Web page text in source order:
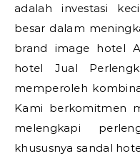
adalah investasi
besar dalam
brand image hotel
hotel Jual
memperoleh
Kami berkomitmen
melengkapi
khususnya sandal